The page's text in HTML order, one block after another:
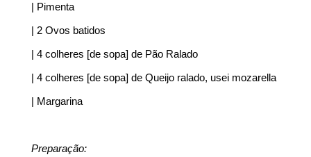
| Pimenta
| 2 Ovos batidos
| 4 colheres [de sopa] de Pão Ralado
| 4 colheres [de sopa] de Queijo ralado, usei mozarella
| Margarina
Preparação: